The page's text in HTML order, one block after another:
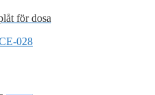
för dosa
028